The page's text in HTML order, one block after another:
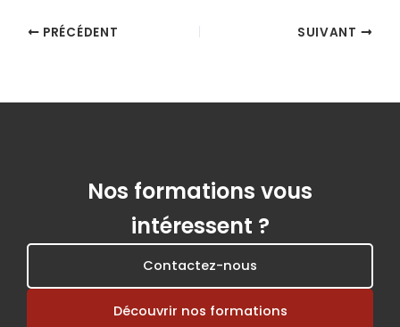
PRÉCÉDENT SUIVANT
Nos formations vous
intéressent ?
Contactez-nous
Découvrir nos formations